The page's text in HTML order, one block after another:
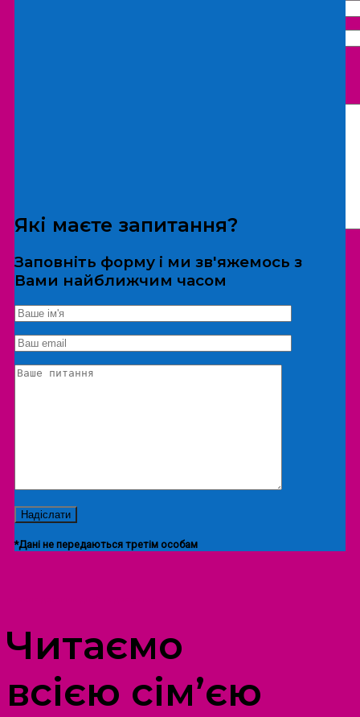
*Дані не передаються третім особам
Екскурсія/локація
Які маєте запитання?
Заповніть форму і ми зв'яжемось з
Вами найближчим часом
*Дані не передаються третім особам
Читаємо
всією сім’єю